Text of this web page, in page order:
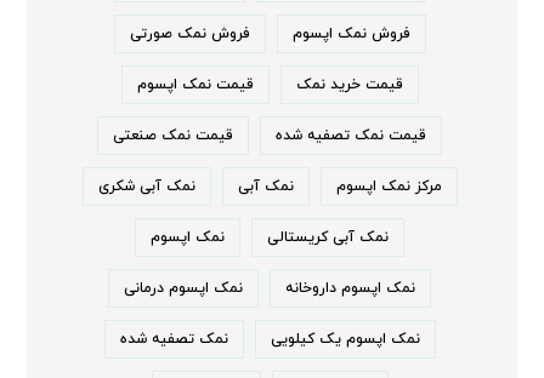
فروش نمک اپسوم فروش نمک صورتی
قیمت خرید نمک قیمت نمک اپسوم
قیمت نمک تصفیه شده قیمت نمک صنعتی
مرکز نمک اپسوم نمک آبی نمک آبی شکری
نمک آبی کریستالی نمک اپسوم
نمک اپسوم داروخانه نمک اپسوم درمانی
نمک اپسوم یک کیلویی نمک تصفیه شده